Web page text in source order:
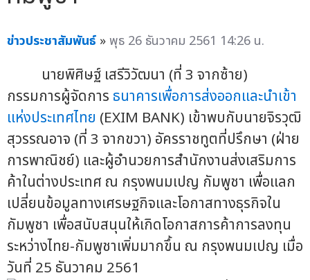
ข่าวประชาสัมพันธ์ »พุธ 26 ธันวาคม 2561 14:26 น.
นายพิศิษฐ์ เสรีวิวัฒนา (ที่ 3 จากซ้าย)
กรรมการผู้จัดการ ธนาคารเพื่อการส่งออกและนำเข้า
แห่งประเทศไทย (EXIM BANK) เข้าพบกับนายจิรวุฒิ
สุวรรณอาจ (ที่ 3 จากขวา) อัครราชทูตที่ปรึกษา (ฝ่าย
การพาณิชย์) และผู้อำนวยการสำนักงานส่งเสริมการ
ค้าในต่างประเทศ ณ กรุงพนมเปญ กัมพูชา เพื่อแลก
เปลี่ยนข้อมูลทางเศรษฐกิจและโอกาสทางธุรกิจใน
กัมพูชา เพื่อสนับสนุนให้เกิดโอกาสการค้าการลงทุน
ระหว่างไทย-กัมพูชาเพิ่มมากขึ้น ณ กรุงพนมเปญ เมื่อ
วันที่ 25 ธันวาคม 2561